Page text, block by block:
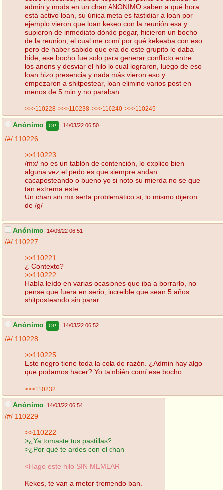
admin y mods en un chan ANONIMO saben a qué hora
está activo loan, su única meta es fastidiar a loan por
ejemplo vieron que loan kekeo con la reunión esa y
supieron de inmediato dónde pegar, hicieron un bocho
de la reunion, el cual me comí por qué kekeaba con eso
pero de haber sabido que era de este grupito le daba
hide, ese bocho fue solo para generar conflicto entre
los anons y desviar el hilo lo cual lograron, luego de eso
loan hizo presencia y nada más vieron eso y
empezaron a shitpostear, loan elimino varios post en
menos de 5 min y no paraban
>>>110228 >>>110238 >>>110240 >>>110245
Anónimo OP 14/03/22 06:50
/#/ 110226
>>110223
/mx/ no es un tablón de contención, lo explico bien
alguna vez el pedo es que siempre andan
cacaposteando o bueno yo si noto su mierda no se que
tan extrema este.
Un chan sin mx sería problemático si, lo mismo dijeron
de /g/
Anónimo 14/03/22 06:51
/#/ 110227
>>110221
¿ Contexto?
>>110222
Había leído en varias ocasiones que iba a borrarlo, no
pense que fuera en serio, increible que sean 5 años
shitposteando sin parar.
Anónimo OP 14/03/22 06:52
/#/ 110228
>>110225
Este negro tiene toda la cola de razón. ¿Admin hay algo
que podamos hacer? Yo también comí ese bocho
>>>110232
Anónimo 14/03/22 06:54
/#/ 110229
>>110222
>¿Ya tomaste tus pastillas?
>¿Por qué te ardes con el chan
<Hago este hilo SIN MEMEAR
Kekes, te van a meter tremendo ban.